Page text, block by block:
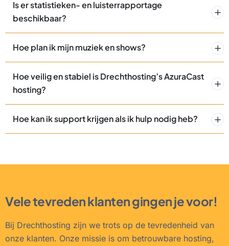
Is er statistieken- en luisterrapportage
beschikbaar?
Hoe plan ik mijn muziek en shows?
Hoe veilig en stabiel is Drechthosting’s AzuraCast
hosting?
Hoe kan ik support krijgen als ik hulp nodig heb?
Vele tevreden klanten gingen je voor!
Bij Drechthosting zijn we trots op de tevredenheid van
onze klanten. Onze missie is om betrouwbare hosting,